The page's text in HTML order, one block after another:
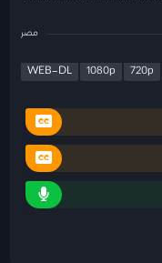
مصر
WEB-DL 1080p 720p